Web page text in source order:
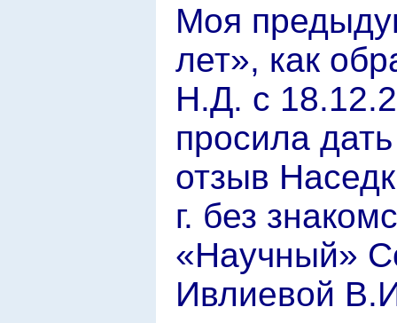
Моя
лет», как
Н.Д. с
просила
отзыв
г. без
«Научный»
Ивлиевой